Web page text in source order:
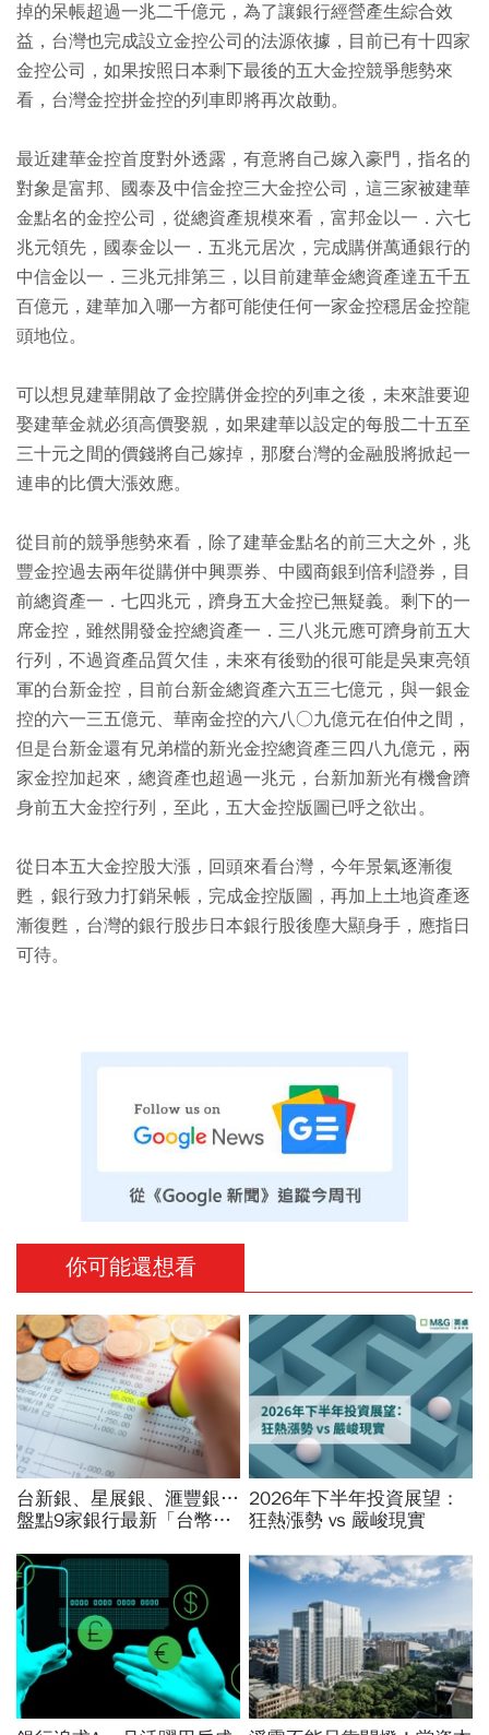
掉的呆帳超過一兆二千億元，為了讓銀行經營產生綜合效
益，台灣也完成設立金控公司的法源依據，目前已有十四家
金控公司，如果按照日本剩下最後的五大金控競爭態勢來
看，台灣金控拼金控的列車即將再次啟動。
最近建華金控首度對外透露，有意將自己嫁入豪門，指名的
對象是富邦、國泰及中信金控三大金控公司，這三家被建華
金點名的金控公司，從總資產規模來看，富邦金以一．六七
兆元領先，國泰金以一．五兆元居次，完成購併萬通銀行的
中信金以一．三兆元排第三，以目前建華金總資產達五千五
百億元，建華加入哪一方都可能使任何一家金控穩居金控龍
頭地位。
可以想見建華開啟了金控購併金控的列車之後，未來誰要迎
娶建華金就必須高價娶親，如果建華以設定的每股二十五至
三十元之間的價錢將自己嫁掉，那麼台灣的金融股將掀起一
連串的比價大漲效應。
從目前的競爭態勢來看，除了建華金點名的前三大之外，兆
豐金控過去兩年從購併中興票券、中國商銀到倍利證券，目
前總資產一．七四兆元，躋身五大金控已無疑義。剩下的一
席金控，雖然開發金控總資產一．三八兆元應可躋身前五大
行列，不過資產品質欠佳，未來有後勁的很可能是吳東亮領
軍的台新金控，目前台新金總資產六五三七億元，與一銀金
控的六一三五億元、華南金控的六八○九億元在伯仲之間，
但是台新金還有兄弟檔的新光金控總資產三四八九億元，兩
家金控加起來，總資產也超過一兆元，台新加新光有機會躋
身前五大金控行列，至此，五大金控版圖已呼之欲出。
從日本五大金控股大漲，回頭來看台灣，今年景氣逐漸復
甦，銀行致力打銷呆帳，完成金控版圖，再加上土地資產逐
漸復甦，台灣的銀行股步日本銀行股後塵大顯身手，應指日
可待。
你可能還想看
台新銀、星展銀、滙豐銀…
盤點9家銀行最新「台幣高
各家優惠利率整理包
2026年下半年投資展望：
狂熱漲勢 vs 嚴峻現實